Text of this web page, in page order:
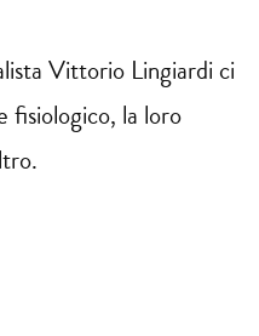
Vittorio Lingiardi ci
fisiologico, la loro